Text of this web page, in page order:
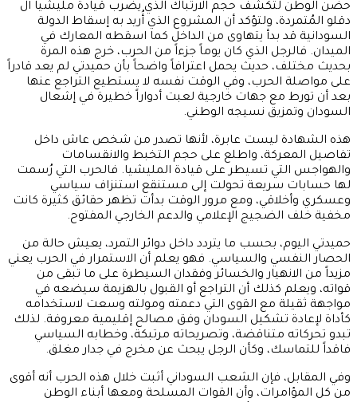
حضن الوطن لتكشف حجم الارتباك الذي يضرب قيادة مليشيا آل
دقلو المُتمردة، ولتؤكد أن المشروع الذي أُريد به إسقاط الدولة
السودانية قد بدأ يتهاوى من الداخل كما اسقطه المعارك في
الميدان. فالرجل الذي كان يوماً جزءاً من الحرب، خرج هذه المرة
بحديث مختلف، حديث يحمل اعترافاً واضحاً بأن حميدتي لم يعد قادراً
على مواصلة الحرب، وفي الوقت نفسه لا يستطيع التراجع عنها
بعد أن تورط مع جهات خارجية لعبت أدواراً خطيرة في إشعال
السودان وتمزيق نسيجه الوطني.
هذه الشهادة ليست عابرة، لأنها تصدر من شخص عاش داخل
تفاصيل المعركة، واطلع على حجم التخبط والانقسامات
والهواجس التي تسيطر على قيادة المليشيا. فالحرب التي رُسمت
لها حسابات سريعة تحولت إلى مستنقع استنزاف سياسي
وعسكري وأخلاقي، ومع مرور الوقت بدأت تظهر حقائق كثيرة كانت
مخفية خلف الضجيج الإعلامي والدعم الخارجي المفتوح.
حميدتي اليوم، بحسب ما يتردد داخل دوائر التمرد، يعيش حالة من
الحصار النفسي والسياسي. فهو يعلم أن الاستمرار في الحرب يعني
مزيداً من الانهيار والخسائر وفقدان السيطرة على ما تبقى من
قواته، ويعلم كذلك أن التراجع أو القبول بالهزيمة سيضعه في
مواجهة ثقيلة مع القوى التي دعمته ومولته وسعت لاستخدامه
كأداة لإعادة تشكيل السودان وفق مصالح إقليمية معروفة. لذلك
تبدو تحركاته متناقضة، وتصريحاته مرتبكة، وخطابه السياسي
فاقداً للتماسك، وكأن الرجل يبحث عن مخرج في جدار مغلق.
وفي المقابل، فإن الشعب السوداني أثبت خلال هذه الحرب أنه أقوى
من كل المؤامرات، وأن القوات المسلحة ومعها أبناء الوطن